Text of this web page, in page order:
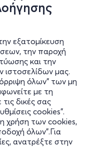
εξατομίκευση
την παροχή
και την
ιστοσελίδων μας.
όλων" των μη
με τη
δικές σας
cookies".
χρήση των cookies,
όλων".Για
ανατρέξτε στην